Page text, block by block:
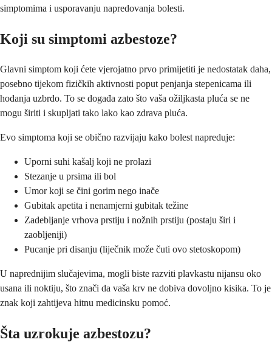
simptomima i usporavanju napredovanja bolesti.
Koji su simptomi azbestoze?
Glavni simptom koji ćete vjerojatno prvo primijetiti je nedostatak daha,
posebno tijekom fizičkih aktivnosti poput penjanja stepenicama ili
hodanja uzbrdo. To se događa zato što vaša ožiljkasta pluća se ne
mogu širiti i skupljati tako lako kao zdrava pluća.
Evo simptoma koji se obično razvijaju kako bolest napreduje:
Uporni suhi kašalj koji ne prolazi
Stezanje u prsima ili bol
Umor koji se čini gorim nego inače
Gubitak apetita i nenamjerni gubitak težine
Zadebljanje vrhova prstiju i nožnih prstiju (postaju širi i
zaobljeniji)
Pucanje pri disanju (liječnik može čuti ovo stetoskopom)
U naprednijim slučajevima, mogli biste razviti plavkastu nijansu oko
usana ili noktiju, što znači da vaša krv ne dobiva dovoljno kisika. To je
znak koji zahtijeva hitnu medicinsku pomoć.
Šta uzrokuje azbestozu?